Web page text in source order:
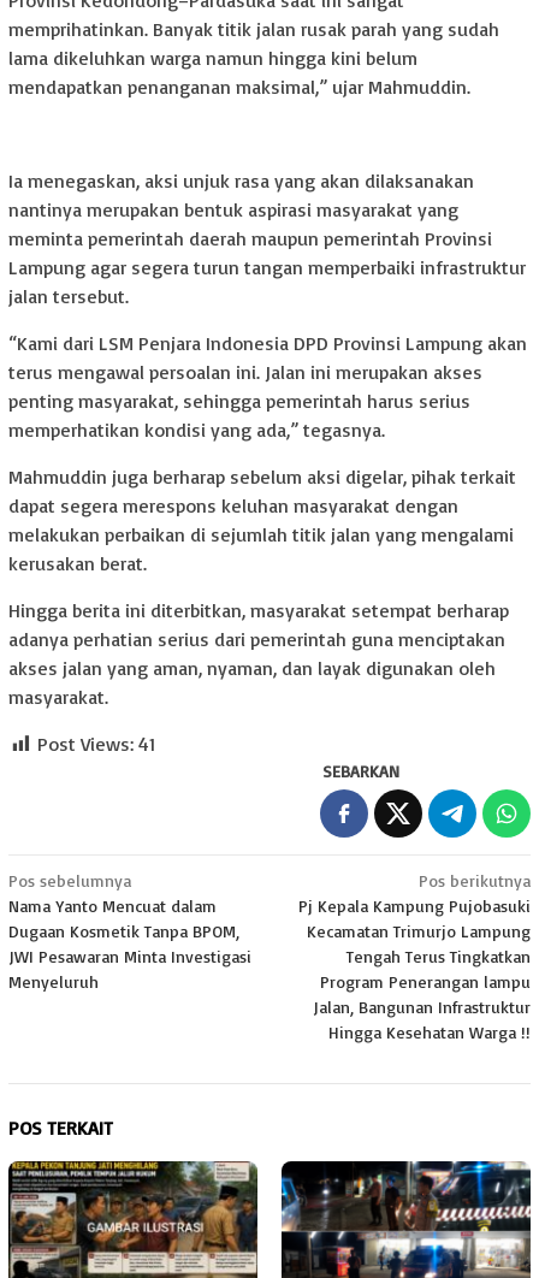
memprihatinkan. Banyak titik jalan rusak parah yang sudah
lama dikeluhkan warga namun hingga kini belum
mendapatkan penanganan maksimal,” ujar Mahmuddin.
Ia menegaskan, aksi unjuk rasa yang akan dilaksanakan
nantinya merupakan bentuk aspirasi masyarakat yang
meminta pemerintah daerah maupun pemerintah Provinsi
Lampung agar segera turun tangan memperbaiki infrastruktur
jalan tersebut.
“Kami dari LSM Penjara Indonesia DPD Provinsi Lampung akan
terus mengawal persoalan ini. Jalan ini merupakan akses
penting masyarakat, sehingga pemerintah harus serius
memperhatikan kondisi yang ada,” tegasnya.
Mahmuddin juga berharap sebelum aksi digelar, pihak terkait
dapat segera merespons keluhan masyarakat dengan
melakukan perbaikan di sejumlah titik jalan yang mengalami
kerusakan berat.
Hingga berita ini diterbitkan, masyarakat setempat berharap
adanya perhatian serius dari pemerintah guna menciptakan
akses jalan yang aman, nyaman, dan layak digunakan oleh
masyarakat.
Post Views: 41
SEBARKAN
Navigasi
pos
Pos sebelumnya
Nama Yanto Mencuat dalam
Dugaan Kosmetik Tanpa BPOM,
JWI Pesawaran Minta Investigasi
Menyeluruh
Pos berikutnya
Pj Kepala Kampung Pujobasuki
Kecamatan Trimurjo Lampung
Tengah Terus Tingkatkan
Program Penerangan lampu
Jalan, Bangunan Infrastruktur
Hingga Kesehatan Warga !!
POS TERKAIT